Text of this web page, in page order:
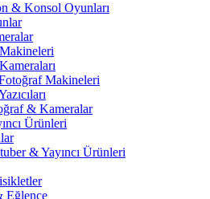
& Konsol Oyunları
Makineleri
& Kameralar
Ürünleri
& Yayıncı Ürünleri
Eğlence